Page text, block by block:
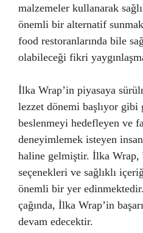
malzemeler kullanarak
önemli bir alternatif
food restoranlarında bile
olabileceği fikri
İlka Wrap’in piyasaya
lezzet dönemi başlıyor gibi
beslenmeyi hedefleyen ve
deneyimlemek isteyen
haline gelmiştir. İlka Wrap,
seçenekleri ve sağlıklı
önemli bir yer
çağında, İlka Wrap’in
devam edecektir.